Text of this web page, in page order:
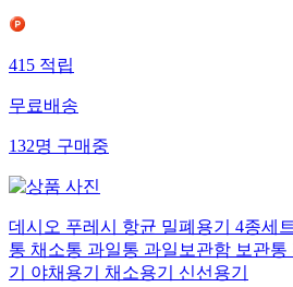
415적립
무료배송
132명구매중
데시오 푸레시 항균 밀폐용기 4종세
통 채소통 과일통 과일보관함 보관
기 야채용기 채소용기 신선용기